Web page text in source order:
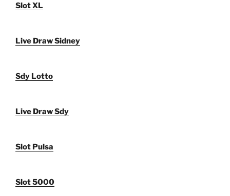
Slot XL
Live Draw Sidney
Sdy Lotto
Live Draw Sdy
Slot Pulsa
Slot 5000